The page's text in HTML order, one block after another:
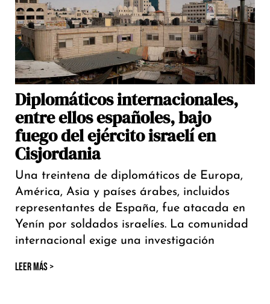
Diplomáticos internacionales,
entre ellos españoles, bajo
fuego del ejército israelí en
Cisjordania
Una treintena de diplomáticos de Europa,
América, Asia y países árabes, incluidos
representantes de España, fue atacada en
Yenín por soldados israelíes. La comunidad
internacional exige una investigación
LEER MÁS >